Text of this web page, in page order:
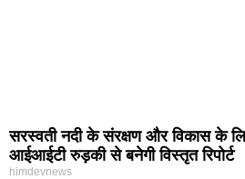
सरस्वती नदी के संरक्षण और विकास के
आईआईटी रुड़की से बनेगी विस्तृत रिपोर्ट
himdevnews